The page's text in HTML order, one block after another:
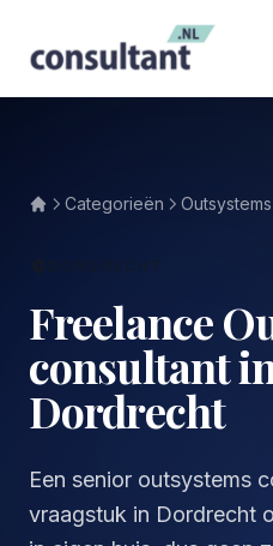
Categorieën
Freelance
consultant
Dordrecht
Een senior outsystems
vraagstuk in Dordrecht